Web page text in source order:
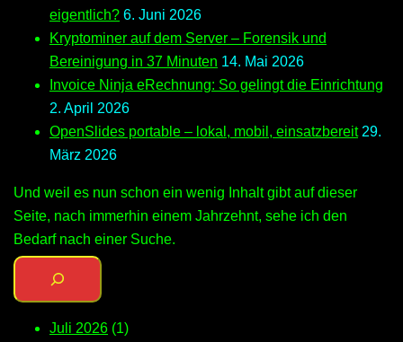
eigentlich? 6. Juni 2026
Kryptominer auf dem Server – Forensik und
Bereinigung in 37 Minuten 14. Mai 2026
Invoice Ninja eRechnung: So gelingt die Einrichtung
2. April 2026
OpenSlides portable – lokal, mobil, einsatzbereit 29.
März 2026
Und weil es nun schon ein wenig Inhalt gibt auf dieser
Seite, nach immerhin einem Jahrzehnt, sehe ich den
Bedarf nach einer Suche.
Juli 2026 (1)